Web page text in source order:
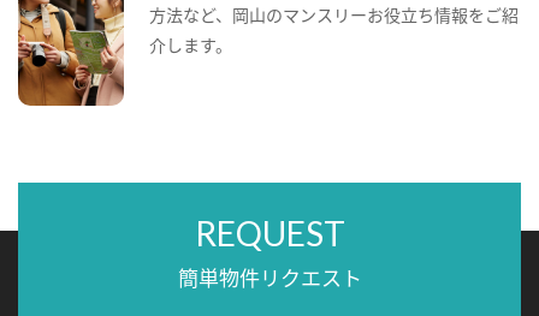
方法など、岡山のマンスリーお役立ち情報をご紹
介します。
REQUEST
簡単物件リクエスト